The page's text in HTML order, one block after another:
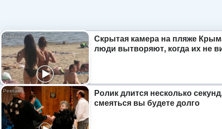
Скрытая камера на пляже
люди вытворяют, когда их не
Ролик длится несколько
смеяться вы будете долго